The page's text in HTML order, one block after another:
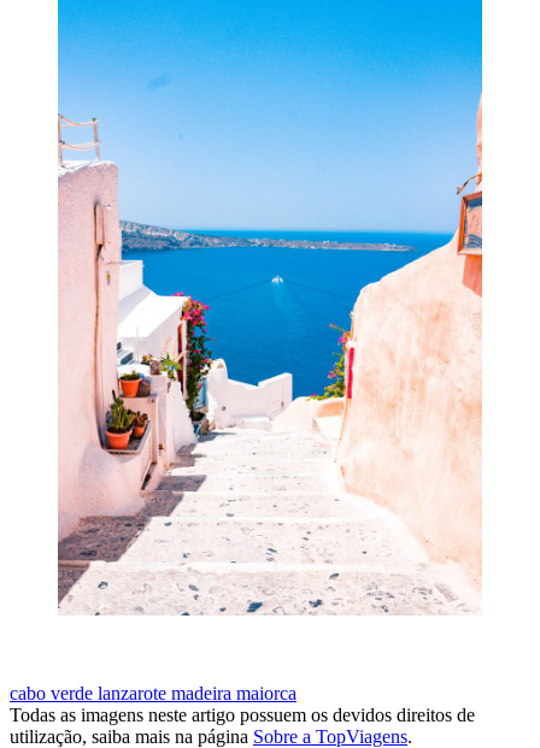
cabo verde lanzarote madeira maiorca
Todas as imagens neste artigo possuem os devidos direitos de
utilização, saiba mais na página Sobre a TopViagens.